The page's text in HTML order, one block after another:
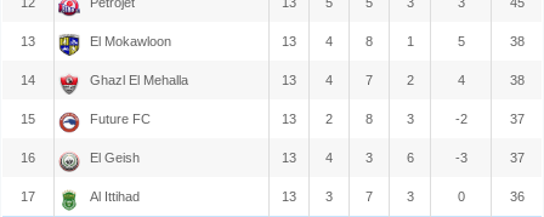
13 El Mokawloon 13 4 8 1 5 38
14 Ghazl El Mehalla 13 4 7 2 4 38
15 Future FC 13 2 8 3 -2 37
16 El Geish 13 4 3 6 -3 37
17 Al Ittihad 13 3 7 3 0 36